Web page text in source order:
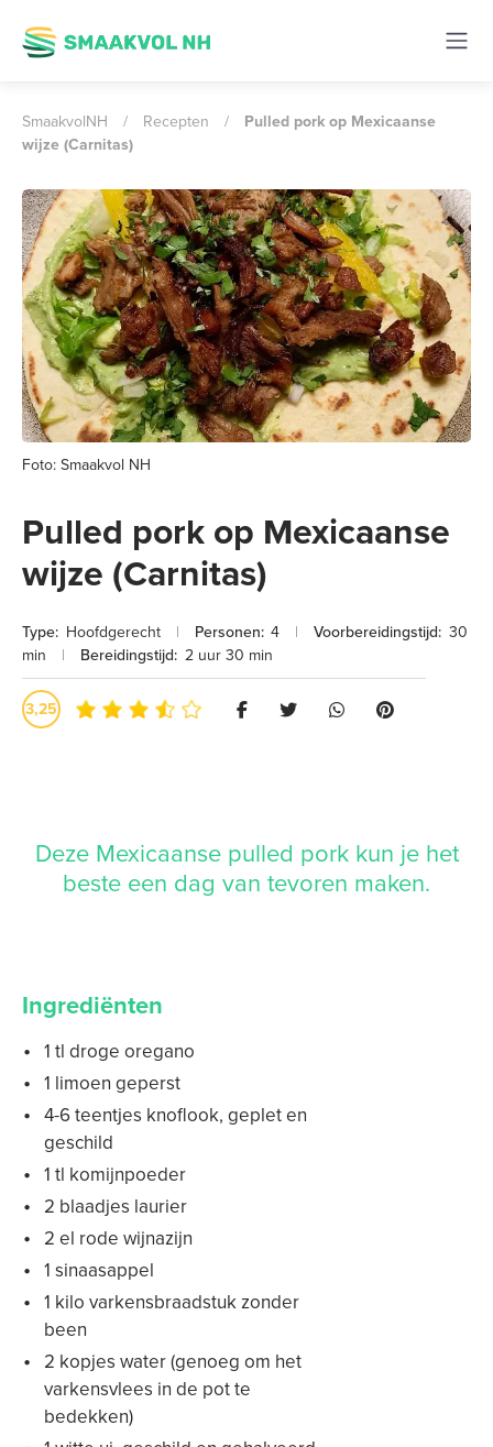
SmaakvolNH / Recepten /
Pulled pork op Mexicaanse
wijze (Carnitas)
Foto: Smaakvol NH
Pulled pork op Mexicaanse
wijze (Carnitas)
Type: Hoofdgerecht | Personen: 4 | Voorbereidingstijd: 30
min
| Bereidingstijd: 2 uur 30 min
3,25
Deze Mexicaanse pulled pork kun je het
beste een dag van tevoren maken.
Ingrediënten
1 tl droge oregano
1 limoen geperst
4-6 teentjes knoflook, geplet en
geschild
1 tl komijnpoeder
2 blaadjes laurier
2 el rode wijnazijn
1 sinaasappel
1 kilo varkensbraadstuk zonder
been
2 kopjes water (genoeg om het
varkensvlees in de pot te
bedekken)